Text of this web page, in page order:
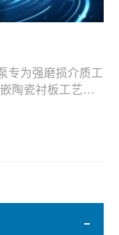
专为强磨损介质工
陶瓷衬板工艺，
高磨损介质。